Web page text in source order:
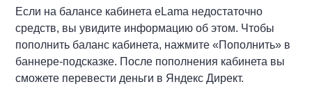
Если на балансе кабинета eLama недостаточно
средств, вы увидите информацию об этом. Чтобы
пополнить баланс кабинета, нажмите «Пополнить» в
баннере-подсказке. После пополнения кабинета вы
сможете перевести деньги в Яндекс Директ.